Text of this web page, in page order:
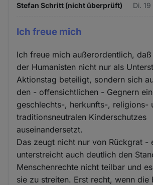
Stefan Schritt (nicht überprüft) Di.
Ich freue mich
Ich freue mich außerordentlich,
der Humanisten nicht nur als
Aktionstag beteiligt, sondern sich
den - offensichtlichen - Gegnern
geschlechts-, herkunfts-, religions-
traditionsneutralen Kinderschutzes
auseinandersetzt.
Das zeugt nicht nur von Rückgrat -
unterstreicht auch deutlich den
Menschenrechte nicht teilbar und
sie zu streiten. Erst recht, wenn die